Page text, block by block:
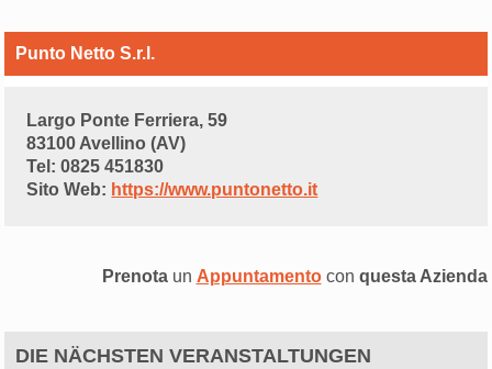
Punto Netto S.r.l.
Largo Ponte Ferriera, 59
83100 Avellino (AV)
Tel: 0825 451830
Sito Web: https://www.puntonetto.it
Prenotaun Appuntamentocon questa Azienda
DIE NÄCHSTEN VERANSTALTUNGEN